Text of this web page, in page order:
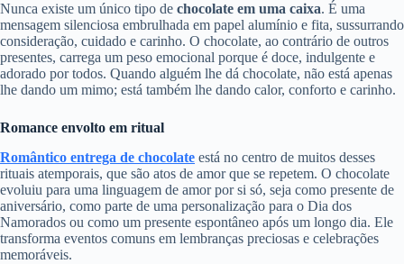
Nunca existe um único tipo de chocolate em uma caixa. É uma
mensagem silenciosa embrulhada em papel alumínio e fita, sussurrando
consideração, cuidado e carinho. O chocolate, ao contrário de outros
presentes, carrega um peso emocional porque é doce, indulgente e
adorado por todos. Quando alguém lhe dá chocolate, não está apenas
lhe dando um mimo; está também lhe dando calor, conforto e carinho.
Romance envolto em ritual
Romântico entrega de chocolate está no centro de muitos desses
rituais atemporais, que são atos de amor que se repetem. O chocolate
evoluiu para uma linguagem de amor por si só, seja como presente de
aniversário, como parte de uma personalização para o Dia dos
Namorados ou como um presente espontâneo após um longo dia. Ele
transforma eventos comuns em lembranças preciosas e celebrações
memoráveis.